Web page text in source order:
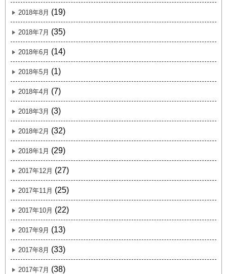
2018年8月 (19)
2018年7月 (35)
2018年6月 (14)
2018年5月 (1)
2018年4月 (7)
2018年3月 (3)
2018年2月 (32)
2018年1月 (29)
2017年12月 (27)
2017年11月 (25)
2017年10月 (22)
2017年9月 (13)
2017年8月 (33)
2017年7月 (38)